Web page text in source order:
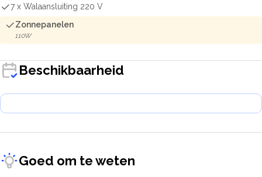
7 x Walaansluiting 220 V
Zonnepanelen
110W
Beschikbaarheid
Goed om te weten